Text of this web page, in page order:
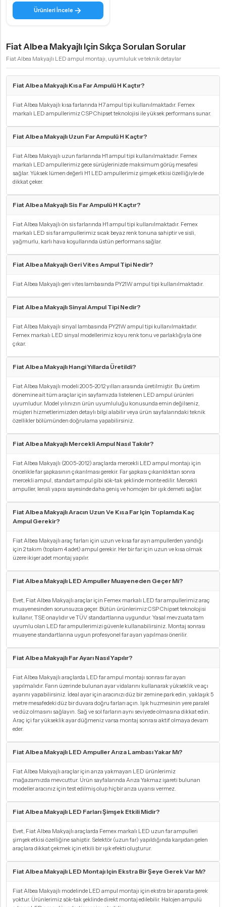
Ürünleri İncele
Fiat Albea Makyajlı Için Sıkça Sorulan Sorular
Fiat Albea Makyajlı LED ampul montajı, uyumluluk ve teknik detaylar
Fiat Albea Makyajlı Kısa Far Ampulü H Kaçtır?
Fiat Albea Makyajlı kısa farlarında H7 ampul tipi kullanılmaktadır. Femex
markalı LED ampullerimiz CSP Chipset teknolojisi ile yüksek performans sunar.
Fiat Albea Makyajlı Uzun Far Ampulü H Kaçtır?
Fiat Albea Makyajlı uzun farlarında H1 ampul tipi kullanılmaktadır. Femex
markalı LED ampullerimiz gece sürüşlerinizde maksimum görüş mesafesi
sağlar. Yüksek lümen değerli H1 LED ampullerimiz şimşek etkisi özelliğiyle de
dikkat çeker.
Fiat Albea Makyajlı Sis Far Ampulü H Kaçtır?
Fiat Albea Makyajlı ön sis farlarında H1 ampul tipi kullanılmaktadır. Femex
markalı LED sis far ampullerimiz sıcak beyaz renk tonuna sahiptir ve sisli,
yağmurlu, karlı hava koşullarında üstün performans sağlar.
Fiat Albea Makyajlı Geri Vites Ampul Tipi Nedir?
Fiat Albea Makyajlı geri vites lambasında PY21W ampul tipi kullanılmaktadır.
Fiat Albea Makyajlı Sinyal Ampul Tipi Nedir?
Fiat Albea Makyajlı sinyal lambasında PY21W ampul tipi kullanılmaktadır.
Femex markalı LED sinyal modellerimiz koyu renk tonu ve parlaklığıyla öne
çıkar.
Fiat Albea Makyajlı Hangi Yıllarda Üretildi?
Fiat Albea Makyajlı modeli 2005-2012 yılları arasında üretilmiştir. Bu üretim
dönemine ait tüm araçlar için sayfamızda listelenen LED ampul ürünleri
uyumludur. Model yılınızın ürün uyumluluğu konusunda emin değilseniz,
müşteri hizmetlerimizden detaylı bilgi alabilir veya ürün sayfalarındaki teknik
özellikler bölümünden doğrulama yapabilirsiniz.
Fiat Albea Makyajlı Mercekli Ampul Nasıl Takılır?
Fiat Albea Makyajlı (2005-2012) araçlarda mercekli LED ampul montajı için
öncelikle far şapkasının çıkarılması gerekir. Far şapkası çıkarıldıktan sonra
mercekli ampul, standart ampul gibi sök-tak şeklinde monte edilir. Mercekli
ampuller, lensli yapısı sayesinde daha geniş ve homojen bir ışık demeti sağlar.
Fiat Albea Makyajlı Aracın Uzun Ve Kısa Far Için Toplamda Kaç
Ampul Gerekir?
Fiat Albea Makyajlı araç farları için uzun ve kısa far ayrı ampullerden yandığı
için 2 takım (toplam 4 adet) ampul gerekir. Her bir far için uzun ve kısa olmak
üzere ikişer adet montaj yapılır.
Fiat Albea Makyajlı LED Ampuller Muayeneden Geçer Mi?
Evet, Fiat Albea Makyajlı araçlar için Femex markalı LED far ampullerimiz araç
muayenesinden sorunsuzca geçer. Bütün ürünlerimiz CSP Chipset teknolojisi
kullanır, TSE onaylıdır ve TÜV standartlarına uygundur. Yasal mevzuata tam
uyumlu olan LED far ampullerimizi güvenle kullanabilirsiniz. Montaj sonrası
muayene standartlarına uygun profesyonel far ayarı yapılması önerilir.
Fiat Albea Makyajlı Far Ayarı Nasıl Yapılır?
Fiat Albea Makyajlı araçlarda LED far ampul montajı sonrası far ayarı
yapılmalıdır. Farın üzerinde bulunan ayar vidalarını kullanarak yükseklik ve açı
ayarını yapabilirsiniz. İdeal ayar için aracınızı düz bir zemine park edin, yaklaşık 5
metre mesafedeki düz bir duvara doğru farları açın. Işık huzmesinin yere paralel
ve düz olmasını sağlayın. Sağ ve sol farların aynı seviyede olmasına dikkat edin.
Araç içi far yükseklik ayar düğmeniz varsa montaj sonrası aktif olmaya devam
eder.
Fiat Albea Makyajlı LED Ampuller Arıza Lambası Yakar Mı?
Fiat Albea Makyajlı araçlar için arıza yakmayan LED ürünlerimiz
mağazamızda mevcuttur. Ürün sayfalarında Arıza Yakmaz işareti bulunan
modeller aracınız için test edilmiş olup hiçbir arıza uyarısı vermez.
Fiat Albea Makyajlı LED Farları Şimşek Etkili Midir?
Evet, Fiat Albea Makyajlı araçlarda Femex markalı LED uzun far ampulleri
şimşek etkisi özelliğine sahiptir. Selektör (uzun far) yapıldığında karşıdan gelen
araçlara dikkat çekmek için etkili bir ışık efekti oluşturur.
Fiat Albea Makyajlı LED Montajı Için Ekstra Bir Şeye Gerek Var Mı?
Fiat Albea Makyajlı modelinde LED ampul montajı için ekstra bir aparata gerek
yoktur. Ürünlerimiz sök-tak şeklinde direkt montaj edilebilir. Halojen ampulü